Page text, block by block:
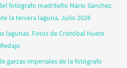
fotógrafo madrileño Mario Sánchez
la tercera laguna. Julio 2026
lagunas. Fotos de Cristóbal Huete
garzas imperiales de la fotógrafo